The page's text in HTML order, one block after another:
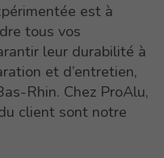
est à
tous vos
leur durabilité à
et d’entretien,
Rhin. Chez ProAlu,
client sont notre